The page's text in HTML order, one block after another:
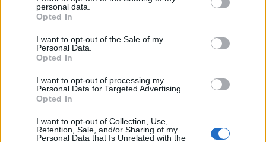
personal data.
Opted In
I want to opt-out of the Sale of my
Personal Data.
Opted In
I want to opt-out of processing my
Personal Data for Targeted Advertising.
Opted In
I want to opt-out of Collection, Use,
Retention, Sale, and/or Sharing of my
Personal Data that Is Unrelated with the
SVIJET
UN: SAD nam duguju četiri milijarde dolara